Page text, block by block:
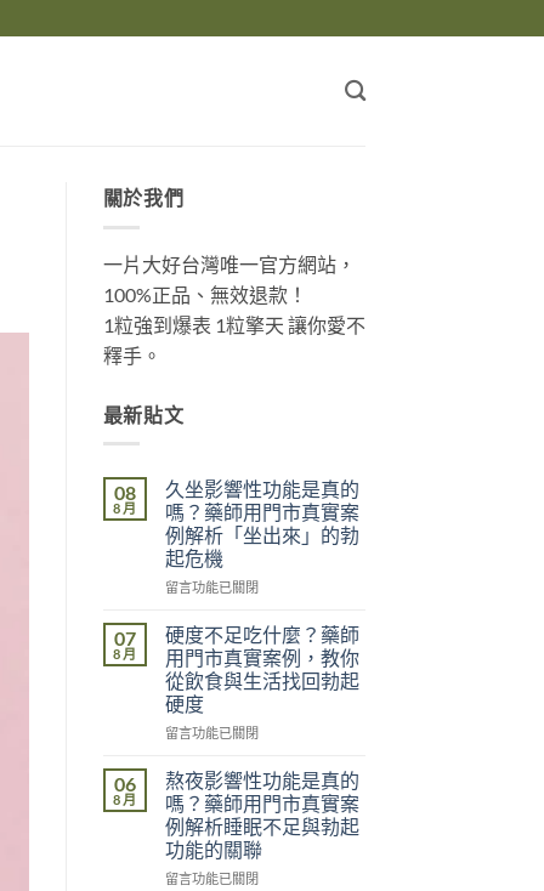
關於我們
一片大好台灣唯一官方網站，
100%正品、無效退款！
1粒強到爆表 1粒擎天 讓你愛不
釋手。
最新貼文
08
8 月
久坐影響性功能是真的
嗎？藥師用門市真實案
例解析「坐出來」的勃
起危機
在
坐
影
響
性
功
能
真
的
嗎？
藥
師
用
留言功能已關閉
07
8 月
硬度不足吃什麼？藥師
用門市真實案例，教你
從飲食與生活找回勃起
硬度
在
度
不
足
吃
什
麼？
留言功能已關閉
06
8 月
熬夜影響性功能是真的
嗎？藥師用門市真實案
例解析睡眠不足與勃起
功能的關聯
在
留言功能已關閉